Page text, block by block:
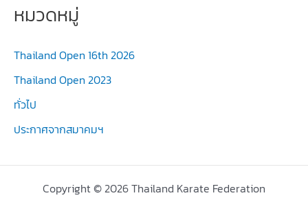
หมวดหมู่
Thailand Open 16th 2026
Thailand Open 2023
ทั่วไป
ประกาศจากสมาคมฯ
Copyright © 2026 Thailand Karate Federation